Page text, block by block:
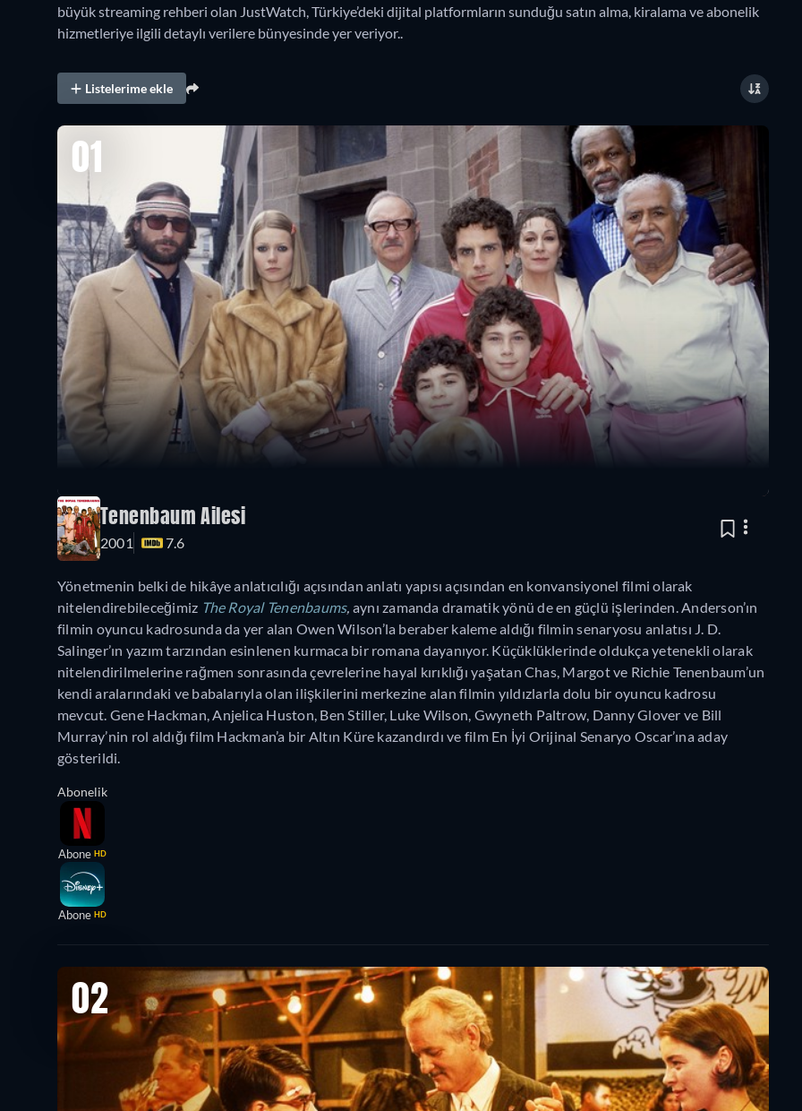
büyük streaming rehberi olan JustWatch, Türkiye’deki dijital platformların sunduğu satın alma, kiralama ve abonelik
hizmetleriye ilgili detaylı verilere bünyesinde yer veriyor..
Listelerime ekle
01
Tenenbaum Ailesi
2001 7.6
Yönetmenin belki de hikâye anlatıcılığı açısından anlatı yapısı açısından en konvansiyonel filmi olarak
nitelendirebileceğimiz The Royal Tenenbaums, aynı zamanda dramatik yönü de en güçlü işlerinden. Anderson’ın
filmin oyuncu kadrosunda da yer alan Owen Wilson’la beraber kaleme aldığı filmin senaryosu anlatısı J. D.
Salinger’ın yazım tarzından esinlenen kurmaca bir romana dayanıyor. Küçüklüklerinde oldukça yetenekli olarak
nitelendirilmelerine rağmen sonrasında çevrelerine hayal kırıklığı yaşatan Chas, Margot ve Richie Tenenbaum’un
kendi aralarındaki ve babalarıyla olan ilişkilerini merkezine alan filmin yıldızlarla dolu bir oyuncu kadrosu
mevcut. Gene Hackman, Anjelica Huston, Ben Stiller, Luke Wilson, Gwyneth Paltrow, Danny Glover ve Bill
Murray’nin rol aldığı film Hackman’a bir Altın Küre kazandırdı ve film En İyi Orijinal Senaryo Oscar’ına aday
gösterildi.
Abonelik
Abone HD
Abone HD
02